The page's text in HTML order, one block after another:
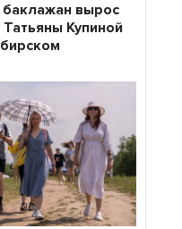
вырос
Купиной